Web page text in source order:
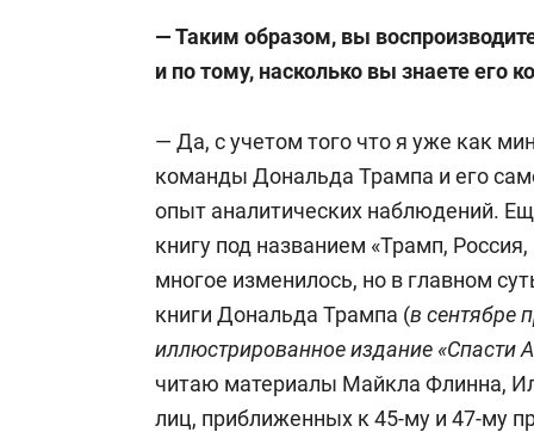
нововведений». Ученая степень
безопасности России».
9 сентября 1998 года на
2010-м, продемонстрировав
В феврале 2005 года предложил
— Таким образом, вы
и по тому, насколько вы знаете его
— Да, с учетом того что я уже как
команды Дональда Трампа и его
опыт аналитических наблюдений.
книгу под названием «Трамп,
многое изменилось, но в главном
книги Дональда Трампа (в сентябре
иллюстрированное издание «Спасти
читаю материалы Майкла Флинна,
лиц, приближенных к 45-му и 47-му